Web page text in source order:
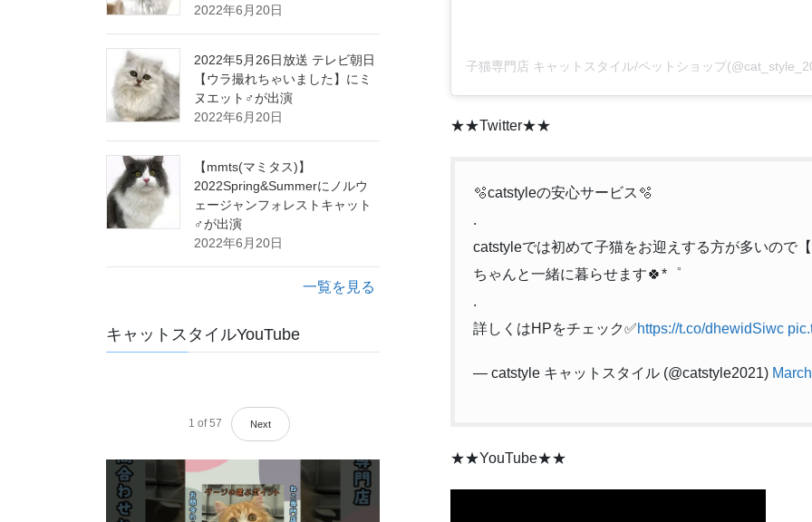
★★Twitter★★
🫧catstyleの安心サービス🫧
.
catstyleでは初めて子猫をお迎えする方が多いので
ちゃんと一緒に暮らせます🍀*゜
.
詳しくはHPをチェック✅https://t.co/dhewidSiwc
— catstyle キャットスタイル (@catstyle2021)
★★YouTube★★
2022年6月20日
2022年5月26日放送 テレビ朝日
【ウラ撮れちゃいました】にミ
ヌエット♂が出演
2022年6月20日
【mmts(マミタス)】
2022Spring&Summerにノルウ
ェージャンフォレストキャット
♂が出演
2022年6月20日
一覧を見る
キャットスタイルYouTube
1 of 57 Next